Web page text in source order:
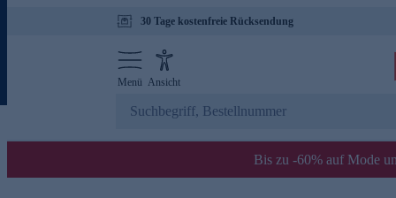
30 Tage kostenfreie Rücksendung
Menü Ansicht
Bis zu -60% auf Mode